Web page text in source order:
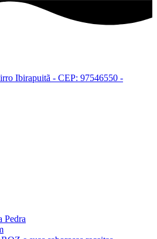
Ibirapuitã - CEP: 97546550 -
Pedra